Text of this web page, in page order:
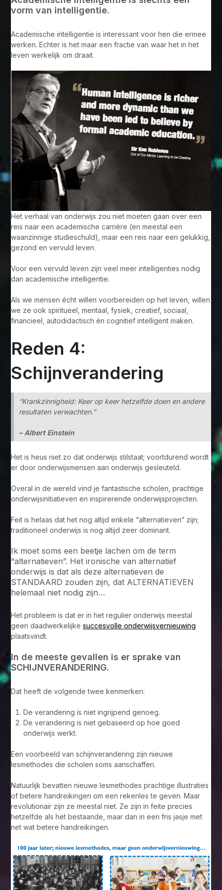
vorm van intelligentie.
Academische intelligentie is interessant voor hen die ermee
werken. Echter is het maar een fractie van waar het in het
leven werkelijk om draait.
Het verhaal van onderwijs zou niet moeten gaan over een
reis naar een academische carrière (en meestal een
waanzinnige studieschuld), maar een reis naar een gelukkig,
gezond en vervuld leven.
Voor een vervuld leven zijn veel meer intelligenties nodig
dan academische intelligentie.
Als we mensen écht willen voorbereiden op het leven, willen
we ze ook spiritueel, mentaal, fysiek, creatief, sociaal,
financieel, autodidactisch én cognitief intelligent maken.
Reden 4:
Schijnverandering
“Krankzinnigheid: Keer op keer hetzelfde doen en andere
resultaten verwachten.”
– Albert Einstein
Het is heus niet zo dat onderwijs stilstaat; voortdurend wordt
er door onderwijsmensen aan onderwijs gesleuteld.
Overal in de wereld vind je fantastische scholen, prachtige
onderwijsinitiatieven en inspirerende onderwijsprojecten.
Feit is helaas dat het nog altijd enkele “alternatieven” zijn;
traditioneel onderwijs is nog altijd zeer dominant.
Ik moet soms een beetje lachen om de term
“alternatieven”. Het ironische van alternatief
onderwijs is dat als deze alternatieven de
STANDAARD zouden zijn, dat ALTERNATIEVEN
helemaal niet nodig zijn…
Het probleem is dat er in het regulier onderwijs meestal
geen daadwerkelijkesuccesvolle onderwijsvernieuwing
plaatsvindt.
In de meeste gevallen is er sprake van
SCHIJNVERANDERING.
Dat heeft de volgende twee kenmerken:
De verandering is niet ingrijpend genoeg.
De verandering is niet gebaseerd op hoe goed
onderwijs werkt.
Een voorbeeld van schijnverandering zijn nieuwe
lesmethodes die scholen soms aanschaffen.
Natuurlijk bevatten nieuwe lesmethodes prachtige illustraties
of betere handreikingen om een rekenles te geven. Maar
revolutionair zijn ze meestal niet. Ze zijn in feite precies
hetzelfde als het bestaande, maar dan in een fris jasje met
net wat betere handreikingen.